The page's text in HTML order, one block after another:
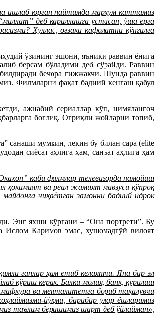
ишлаб юрган пайтимда марҳум каттамиз
деб кариллашга устасан, ўша ерга
Хуллас, оғзаки кафолатни кўнгилга
ўзининг эшони, яъники раввин ёнига
берсам бўладими деб сўрайди. Раввин
бечора ғижжакчи. Шунда раввин
Филмларни фақат бадиий кенгаш қабул
ажнабий сериаллар кўп, нимяланғоч
боғлиқ. Оғриқли жойларни топиб,
санаши мумкин, лекин бу билан сара (elite
сиёсат аҳлига ҳам, санъат аҳлига ҳам
каби филмлар телевизорда намойиш
ҳокимият ва реал жамият мавзуси кўпроқ
чиқаётган замонни бадиий идрок
Энг яхши кўргани – “Она портрети”. Бу
Ислом Каримов эмас, хушомадгўй вилоят
гаплар ҳам етиб келаяпти. Яна бир эл
кўриш керак. Балки молия, банк, қурилиш
мафкура ва менталитетга бориб тақалувчи
йўқми, барибир улар ёшларимиз
таълим беришимиз шарт деб ўйлайман»,